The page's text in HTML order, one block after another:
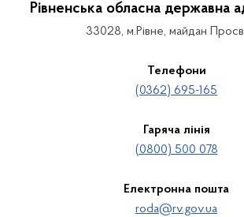
Рівненська обласна державна
33028, м.Рівне, майдан
Телефони
(0362) 695-165
Гаряча лінія
(0800) 500 078
Електронна пошта
roda@rv.gov.ua